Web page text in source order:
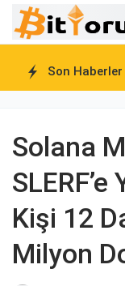
Son Haberler
Solana
SLERF’e
Kişi 12
Milyon